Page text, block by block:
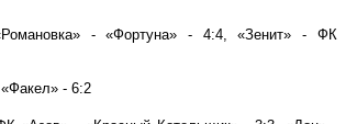
- «Фортуна» - 4:4, «Зенит» - ФК
- 6:2